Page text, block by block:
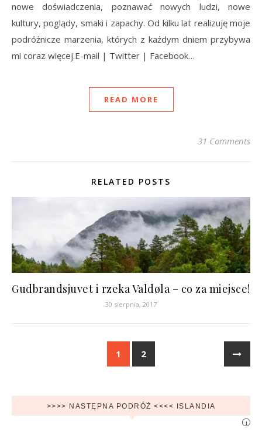
nowe doświadczenia, poznawać nowych ludzi, nowe
kultury, poglądy, smaki i zapachy. Od kilku lat realizuję moje
podróżnicze marzenia, których z każdym dniem przybywa
mi coraz więcej.E-mail | Twitter | Facebook…
READ MORE
31 Comments
RELATED POSTS
Gudbrandsjuvet i rzeka Valdøla – co za miejsce!
30 sierpnia, 2017
1 2
>>>> NASTĘPNA PODRÓŻ <<<< ISLANDIA
i